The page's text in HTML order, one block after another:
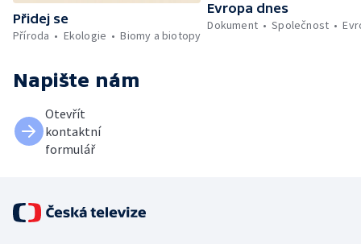
Přidej se
Příroda
Ekologie Biomy a biotopy
Evropa dnes
Dokument
Společnost
Napište nám
Otevřít
kontaktní
formulář